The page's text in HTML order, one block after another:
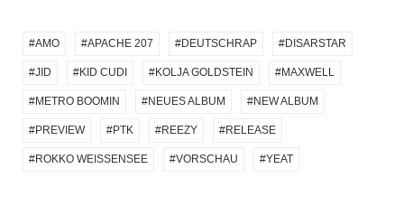
AMO APACHE 207 DEUTSCHRAP DISARSTAR
JID KID CUDI KOLJA GOLDSTEIN MAXWELL
METRO BOOMIN NEUES ALBUM NEW ALBUM
PREVIEW PTK REEZY RELEASE
ROKKO WEISSENSEE VORSCHAU YEAT